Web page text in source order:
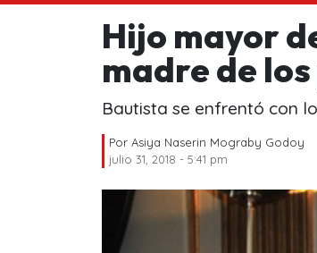
Hijo mayor
madre de
Bautista se enfrentó con
Por Asiya Naserin Mograby Godoy
julio 31, 2018 - 5:41 pm